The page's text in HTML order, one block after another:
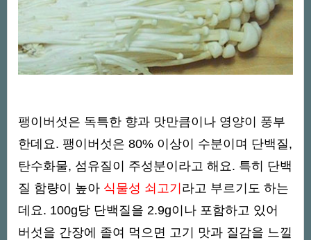
팽이버섯은 독특한 향과 맛만큼이나 영양이 풍부
한데요. 팽이버섯은 80% 이상이 수분이며 단백질,
탄수화물, 섬유질이 주성분이라고 해요. 특히 단백
질 함량이 높아 식물성 쇠고기 라고 부르기도 하는
데요. 100g당 단백질을 2.9g이나 포함하고 있어
버섯을 간장에 졸여 먹으면 고기 맛과 질감을 느낄